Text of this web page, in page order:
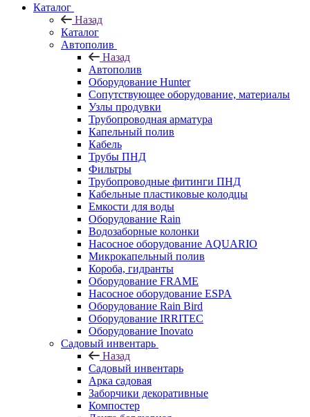
Каталог
Назад
Каталог
Автополив
Назад
Автополив
Оборудование Hunter
Сопутствующее оборудование, материалы
Узлы продувки
Трубопроводная арматура
Капельный полив
Кабель
Трубы ПНД
Фильтры
Трубопроводные фитинги ПНД
Кабельные пластиковые колодцы
Емкости для воды
Оборудование Rain
Водозаборные колонки
Насосное оборудование AQUARIO
Микрокапельный полив
Короба, гидранты
Оборудование FRAME
Насосное оборудование ESPA
Оборудование Rain Bird
Оборудование IRRITEC
Оборудование Inovato
Садовый инвентарь
Назад
Садовый инвентарь
Арка садовая
Заборчики декоративные
Компостер